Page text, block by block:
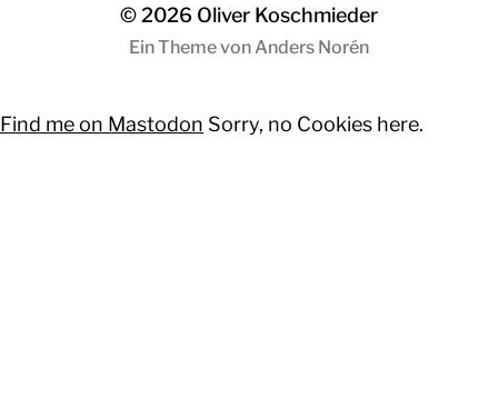
© 2026 Oliver Koschmieder
Ein Theme von Anders Norén
Find me on Mastodon Sorry, no Cookies here.